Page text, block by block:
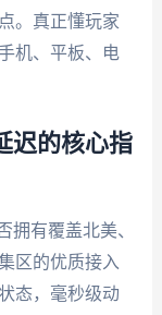
。真正懂玩家
机、平板、电
迟的核心指
拥有覆盖北美、
区的优质接入
态，毫秒级动